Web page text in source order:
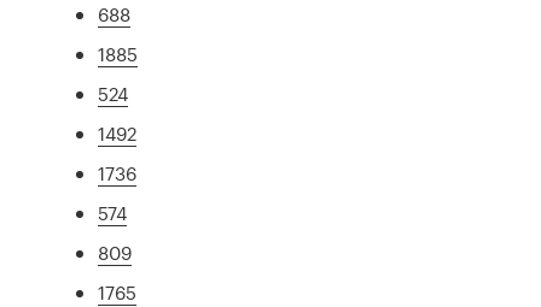
688
1885
524
1492
1736
574
809
1765